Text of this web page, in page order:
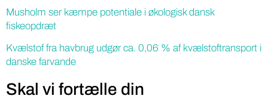
Musholm ser kæmpe potentiale i økologisk dansk
fiskeopdræt
Kvælstof fra havbrug udgør ca. 0,06 % af kvælstoftransport i
danske farvande
Skal vi fortælle din